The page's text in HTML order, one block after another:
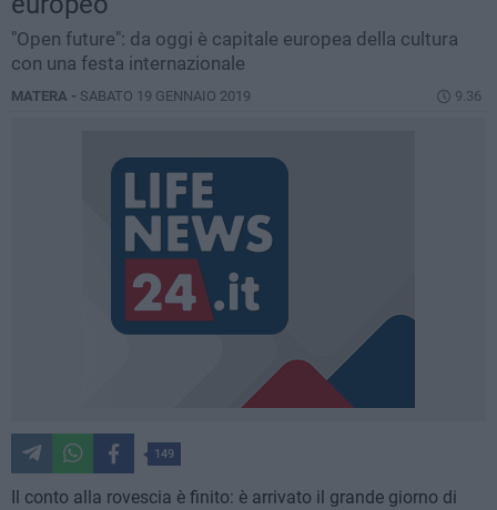
"Open future": da oggi è capitale europea della cultura
con una festa internazionale
MATERA - SABATO 19 GENNAIO 2019 9.36
149
Il conto alla rovescia è finito: è arrivato il grande giorno di